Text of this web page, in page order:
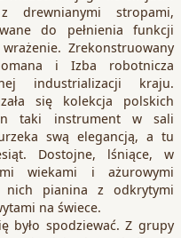
drewnianymi stropami,
do pełnienia funkcji
Zrekonstruowany
i Izba robotnicza
industrializacji kraju.
się kolekcja polskich
taki instrument w sali
swą elegancją, a tu
Dostojne, lśniące, w
wiekami i ażurowymi
pianina z odkrytymi
na świece.
spodziewać. Z grupy